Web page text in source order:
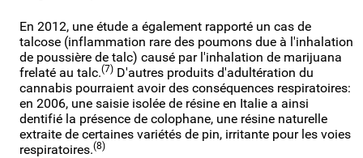
En 2012, une étude a également rapporté un cas de
talcose (inflammation rare des poumons due à l'inhalation
de poussière de talc) causé par l'inhalation de marijuana
frelaté au talc.(7) D'autres produits d'adultération du
cannabis pourraient avoir des conséquences respiratoires:
en 2006, une saisie isolée de résine en Italie a ainsi
dentifié la présence de colophane, une résine naturelle
extraite de certaines variétés de pin, irritante pour les voies
respiratoires.(8)